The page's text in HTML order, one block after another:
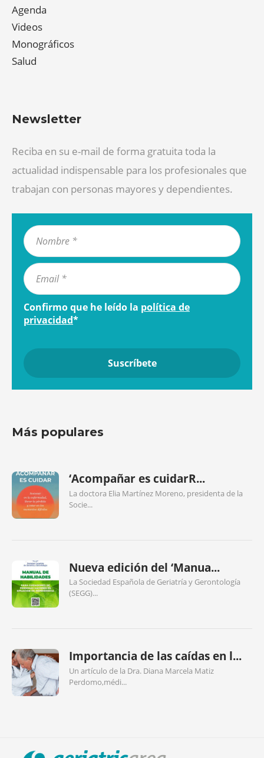
Agenda
Videos
Monográficos
Salud
Newsletter
Reciba en su e-mail de forma gratuita toda la
actualidad indispensable para los profesionales que
trabajan con personas mayores y dependientes.
Confirmo que he leído la política de
privacidad*
Más populares
‘Acompañar es cuidarR...
La doctora Elia Martínez Moreno, presidenta de la
Socie...
Nueva edición del ‘Manua...
La Sociedad Española de Geriatría y Gerontología
(SEGG)...
Importancia de las caídas en l...
Un artículo de la Dra. Diana Marcela Matiz
Perdomo,médi...